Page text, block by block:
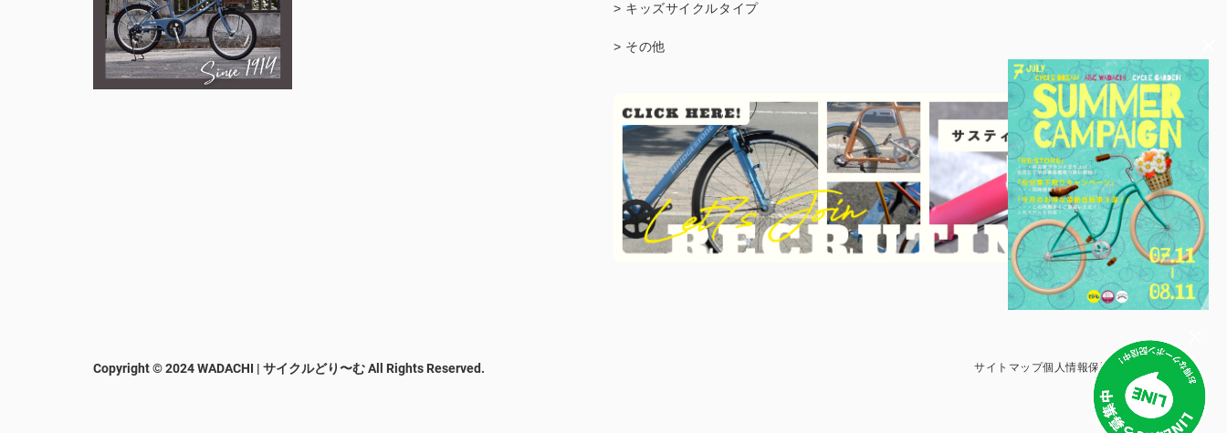
> キッズサイクルタイプ
> その他
Copyright © 2024 WADACHI | サイクルどり〜むAll Rights Reserved. サイトマップ個人情報保護方針